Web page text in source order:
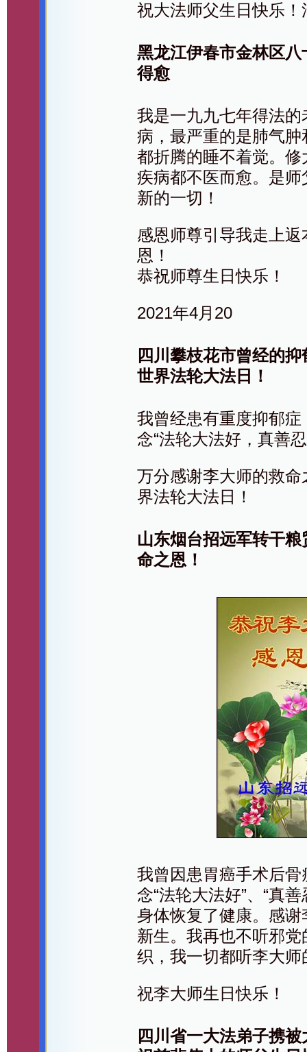
祝大法师父生日快乐
黑龙江伊春市金林区
得愈
我是一九九七年得法
病，最严重的是肺气
都折腾的睡不着觉。
疾病都不医而愈。是
新的一切！
感恩师尊引导我走上
恩！
恭祝师尊生日快乐！
2021年4月20
四川攀枝花市曾经的
世界法轮大法日！
我曾经患有重度抑郁
念“法轮大法好，真善
万分感谢李大师的救
界法轮大法日！
山东烟台招远军转干
命之恩！
我曾因患胃癌手术后
念“法轮大法好”、“真
身体恢复了健康。感
新生。我再也不听邪
织，我一切都听李大师
祝李大师生日快乐！
四川省一大法弟子携